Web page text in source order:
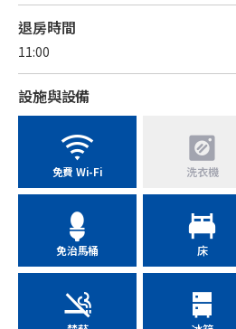
退房時間
11:00
設施與設備
免費 Wi-Fi 洗衣機
免治馬桶 床